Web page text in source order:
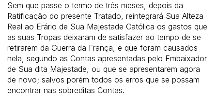
Sem que passe o termo de três meses, depois da
Ratificação do presente Tratado, reintegrará Sua Alteza
Real ao Erário de Sua Majestade Católica os gastos que
as suas Tropas deixaram de satisfazer ao tempo de se
retirarem da Guerra da França, e que foram causados
nela, segundo as Contas apresentadas pelo Embaixador
de Sua dita Majestade, ou que se apresentarem agora
de novo; salvos porém todos os erros que se possam
encontrar nas sobreditas Contas.